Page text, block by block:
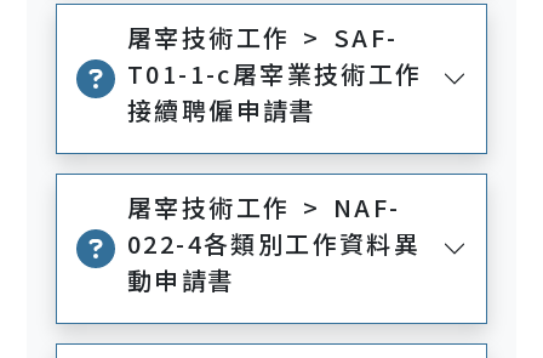
屠宰技術工作 > SAF-
T01-1-c屠宰業技術工作
接續聘僱申請書
屠宰技術工作 > NAF-
022-4各類別工作資料異
動申請書